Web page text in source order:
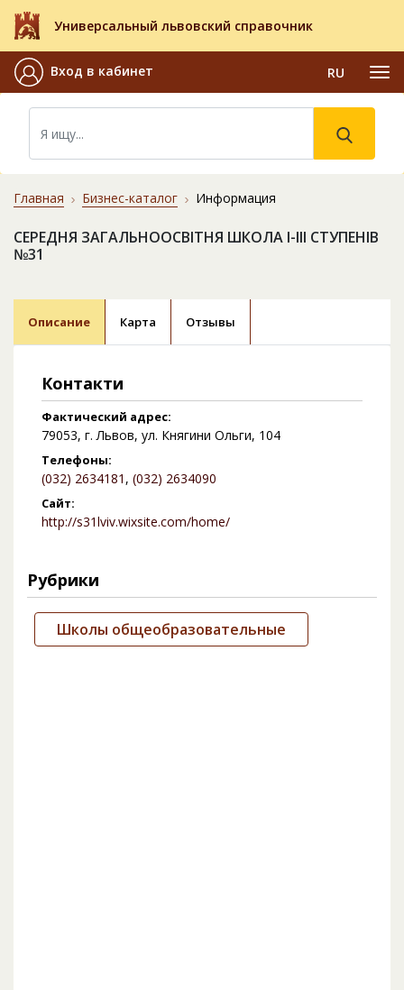
Универсальный львовский справочник
Вход в кабинет RU
Главная Бизнес-каталог Информация
СЕРЕДНЯ ЗАГАЛЬНООСВІТНЯ ШКОЛА I-III СТУПЕНІВ
№31
Описание Карта Отзывы
Контакти
Фактический адрес:
79053, г. Львов, ул. Княгини Ольги, 104
Телефоны:
(032) 2634181 , (032) 2634090
Сайт:
http://s31lviv.wixsite.com/home/
Рубрики
Школы общеобразовательные